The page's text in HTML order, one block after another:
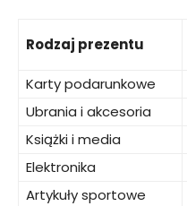
Rodzaj prezentu
Karty podarunkowe
Ubrania i akcesoria
Książki i media
Elektronika
Artykuły sportowe